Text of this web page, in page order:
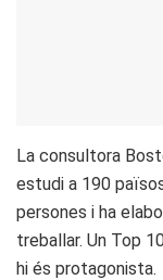
La consultora
estudi a 190
persones i ha
treballar. Un Top
hi és protagonista.